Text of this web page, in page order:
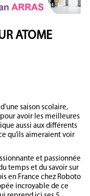
ATOME
saison scolaire,
avoir les meilleures
aussi aux différents
qu’ils aimeraient voir
et passionnée
temps et du savoir sur
en France chez Roboto
incroyable de ce